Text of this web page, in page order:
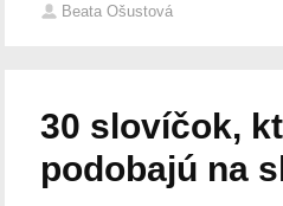
Beata Ošustová
30 slovíčok,
podobajú na